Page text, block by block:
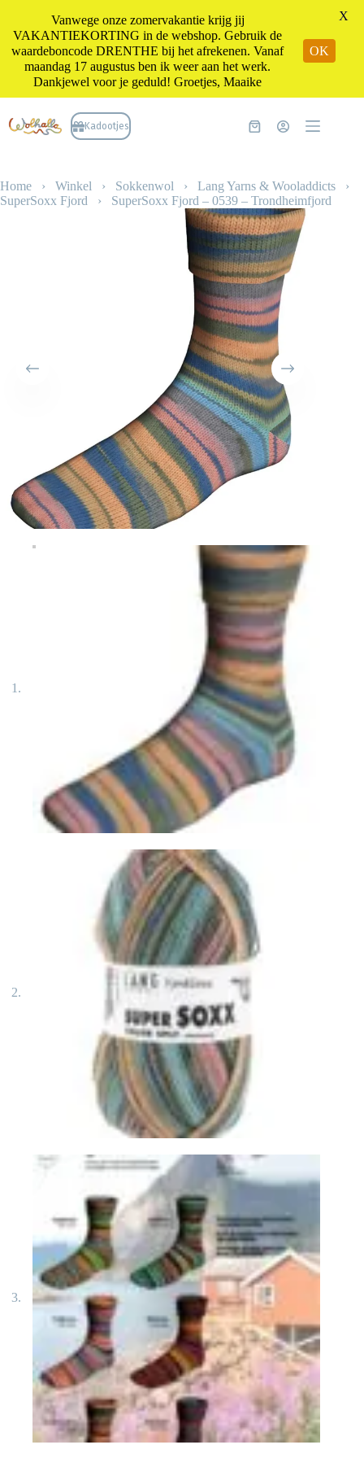
naar
de
Kadootjes Winkelwagen
Home › Winkel › Sokkenwol › Lang Yarns & Wooladdicts ›
SuperSoxx Fjord › SuperSoxx Fjord – 0539 – Trondheimfjord
Vanwege onze zomervakantie krijg jij
VAKANTIEKORTING in de webshop. Gebruik de
waardeboncode DRENTHE bij het afrekenen. Vanaf
maandag 17 augustus ben ik weer aan het werk.
Dankjewel voor je geduld! Groetjes, Maaike
OK
X